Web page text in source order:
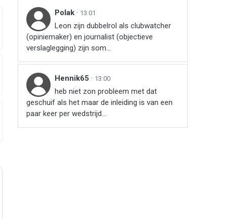
Polak · 13:01
Leon zijn dubbelrol als clubwatcher
(opiniemaker) en journalist (objectieve
verslaglegging) zijn som...
Hennik65 · 13:00
heb niet zon probleem met dat
geschuif als het maar de inleiding is van een
paar keer per wedstrijd...